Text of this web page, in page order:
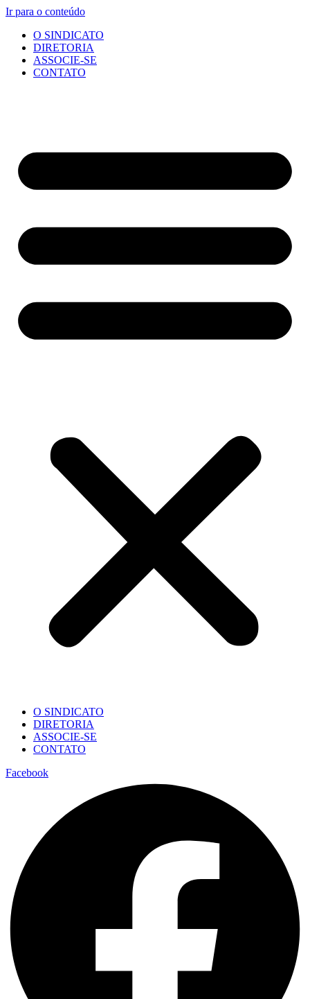
Ir para o conteúdo
O SINDICATO
DIRETORIA
ASSOCIE-SE
CONTATO
O SINDICATO
DIRETORIA
ASSOCIE-SE
CONTATO
Facebook